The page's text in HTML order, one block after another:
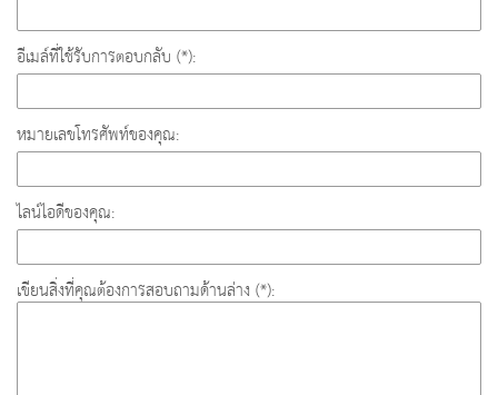
อีเมล์ที่ใช้รับการตอบกลับ (*):
หมายเลขโทรศัพท์ของคุณ:
ไลน์ไอดีของคุณ:
เขียนสิ่งที่คุณต้องการสอบถามด้านล่าง (*):